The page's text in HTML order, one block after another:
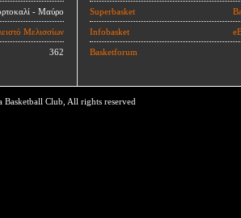
- Μαύρο
Μελισσίων
362
Superbasket
Infobasket
Basketforum
Club, All rights reserved